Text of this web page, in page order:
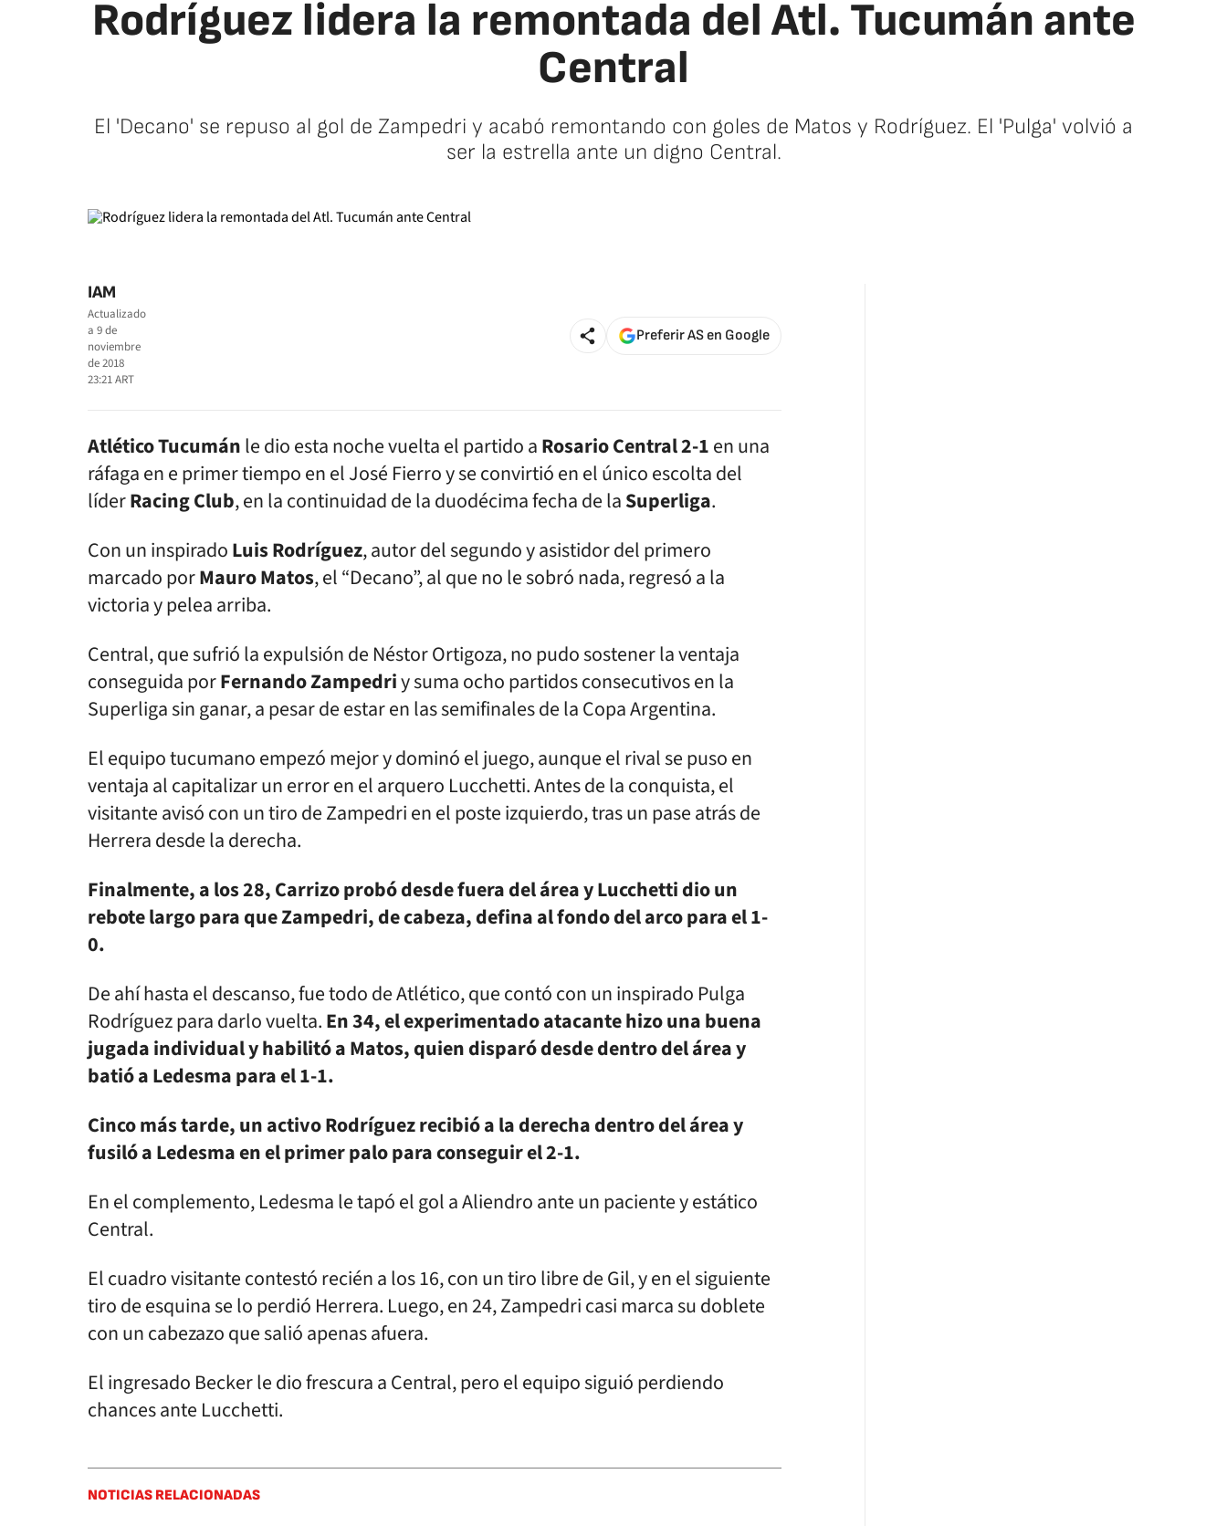
Rodríguez lidera la remontada del Atl. Tucumán ante
Central
El 'Decano' se repuso al gol de Zampedri y acabó remontando con goles de Matos y Rodríguez. El 'Pulga' volvió a
ser la estrella ante un digno Central.
IAM
Actualizado
a 9 de
noviembre
de 2018
23:21ART
Preferir AS en Google
Atlético Tucumánle dio esta noche vuelta el partido aRosario Central 2-1en una
ráfaga en e primer tiempo en el José Fierro y se convirtió en el único escolta del
líderRacing Club, en la continuidad de la duodécima fecha de laSuperliga.
Con un inspiradoLuis Rodríguez, autor del segundo y asistidor del primero
marcado porMauroMatos, el “Decano”, al que no le sobró nada, regresó a la
victoria y pelea arriba.
Central, que sufrió la expulsión de Néstor Ortigoza, no pudo sostener la ventaja
conseguida porFernando Zampedriy suma ocho partidos consecutivos en la
Superliga sin ganar, a pesar de estar en las semifinales de la Copa Argentina.
El equipo tucumano empezó mejor y dominó el juego, aunque el rival se puso en
ventaja al capitalizar un error en el arquero Lucchetti. Antes de la conquista, el
visitante avisó con un tiro de Zampedri en el poste izquierdo, tras un pase atrás de
Herrera desde la derecha.
Finalmente, a los 28, Carrizo probó desde fuera del área y Lucchetti dio un
rebote largo para que Zampedri, de cabeza, defina al fondo del arco para el 1-
0.
De ahí hasta el descanso, fue todo de Atlético, que contó con un inspirado Pulga
Rodríguez para darlo vuelta.En 34, el experimentado atacante hizo una buena
jugada individual y habilitó a Matos, quien disparó desde dentro del área y
batió a Ledesma para el 1-1.
Cinco más tarde, un activo Rodríguez recibió a la derecha dentro del área y
fusiló a Ledesma en el primer palo para conseguir el 2-1.
En el complemento, Ledesma le tapó el gol a Aliendro ante un paciente y estático
Central.
El cuadro visitante contestó recién a los 16, con un tiro libre de Gil, y en el siguiente
tiro de esquina se lo perdió Herrera. Luego, en 24, Zampedri casi marca su doblete
con un cabezazo que salió apenas afuera.
El ingresado Becker le dio frescura a Central, pero el equipo siguió perdiendo
chances ante Lucchetti.
NOTICIAS RELACIONADAS